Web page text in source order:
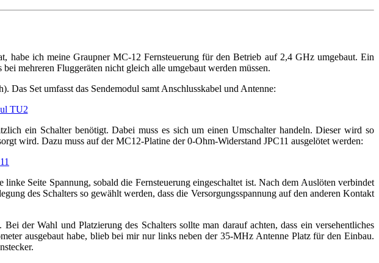
habe ich meine Graupner MC-12 Fernsteuerung für den Betrieb auf 2,4 GHz umgebaut. Ein
mehreren Fluggeräten nicht gleich alle umgebaut werden müssen.
Das Set umfasst das Sendemodul samt Anschlusskabel und Antenne:
ein Schalter benötigt. Dabei muss es sich um einen Umschalter handeln. Dieser wird so
wird. Dazu muss auf der MC12-Platine der 0-Ohm-Widerstand JPC11 ausgelötet werden:
Seite Spannung, sobald die Fernsteuerung eingeschaltet ist. Nach dem Auslöten verbindet
des Schalters so gewählt werden, dass die Versorgungsspannung auf den anderen Kontakt
der Wahl und Platzierung des Schalters sollte man darauf achten, dass ein versehentliches
ausgebaut habe, blieb bei mir nur links neben der 35-MHz Antenne Platz für den Einbau.